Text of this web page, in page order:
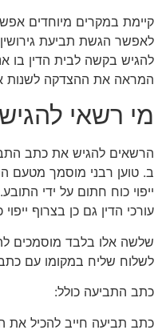
קיימת במקרים מיוחדים
לאפשר הגשת תביעת
להגיש בקשה לבית הדין בו
המראה את ההצדקה לשנות
מי רשאי
הרשאים להגיש את כתב
ב. טוען רבני מוסמך מטעם
ייפוי כוח חתום על ידי
עורכי הדין גם כן בצרוף
שלשה אלו בלבד מוסמכים
לשלוח שליח במקומו עם כתב
כתב התביעה כולל:
כתב תביעה חייב להכיל את